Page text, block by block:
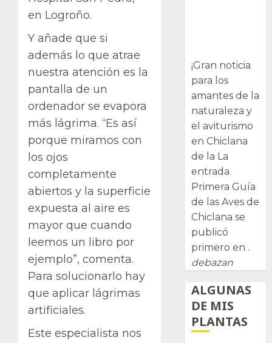
en Logroño.
Y añade que si
además lo que atrae
nuestra atención es la
pantalla de un
ordenador se evapora
más lágrima. “Es así
porque miramos con
los ojos
completamente
abiertos y la superficie
expuesta al aire es
mayor que cuando
leemos un libro por
ejemplo”, comenta.
Para solucionarlo hay
que aplicar lágrimas
artificiales.
Este especialista nos
¡Gran noticia
para los
amantes de la
naturaleza y
el aviturismo
en Chiclana
de la La
entrada
Primera Guía
de las Aves de
Chiclana se
publicó
primero en .
debazan
ALGUNAS
DE MIS
PLANTAS